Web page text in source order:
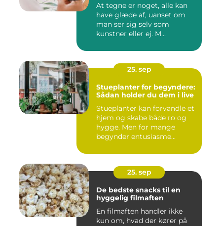
At tegne er noget, alle kan
have glæde af, uanset om
man ser sig selv som
kunstner eller ej. M...
25. sep
Stueplanter for begyndere:
Sådan holder du dem i live
Stueplanter kan forvandle et
hjem og skabe både ro og
hygge. Men for mange
begynder entusiasme...
25. sep
De bedste snacks til en
hyggelig filmaften
En filmaften handler ikke
kun om, hvad der kører på